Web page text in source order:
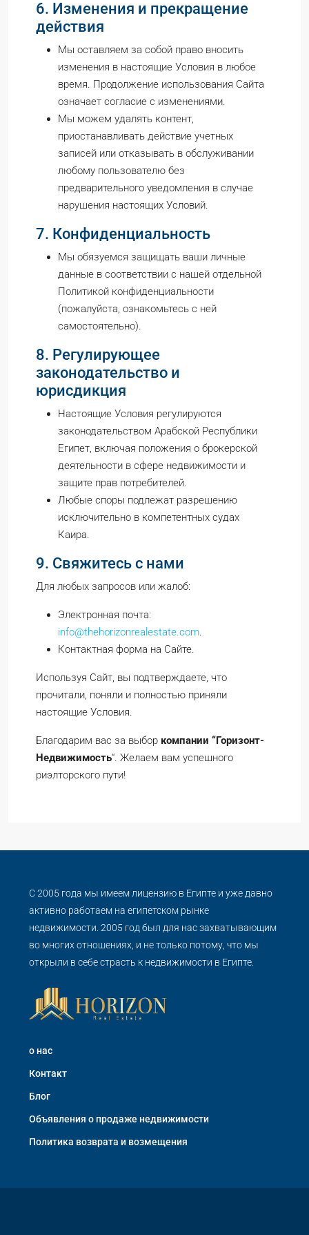
6. Изменения и прекращение
действия
Мы оставляем за собой право вносить
изменения в настоящие Условия в любое
время. Продолжение использования Сайта
означает согласие с изменениями.
Мы можем удалять контент,
приостанавливать действие учетных
записей или отказывать в обслуживании
любому пользователю без
предварительного уведомления в случае
нарушения настоящих Условий.
7. Конфиденциальность
Мы обязуемся защищать ваши личные
данные в соответствии с нашей отдельной
Политикой конфиденциальности
(пожалуйста, ознакомьтесь с ней
самостоятельно).
8. Регулирующее
законодательство и
юрисдикция
Настоящие Условия регулируются
законодательством Арабской Республики
Египет, включая положения о брокерской
деятельности в сфере недвижимости и
защите прав потребителей.
Любые споры подлежат разрешению
исключительно в компетентных судах
Каира.
9. Свяжитесь с нами
Для любых запросов или жалоб:
Электронная почта:
info@thehorizonrealestate.com.
Контактная форма на Сайте.
Используя Сайт, вы подтверждаете, что
прочитали, поняли и полностью приняли
настоящие Условия.
Благодарим вас за выбор компании “Горизонт-
Недвижимость“. Желаем вам успешного
риэлторского пути!
С 2005 года мы имеем лицензию в Египте и уже давно
активно работаем на египетском рынке
недвижимости. 2005 год был для нас захватывающим
во многих отношениях, и не только потому, что мы
открыли в себе страсть к недвижимости в Египте.
о нас
Контакт
Блог
Объявления о продаже недвижимости
Политика возврата и возмещения